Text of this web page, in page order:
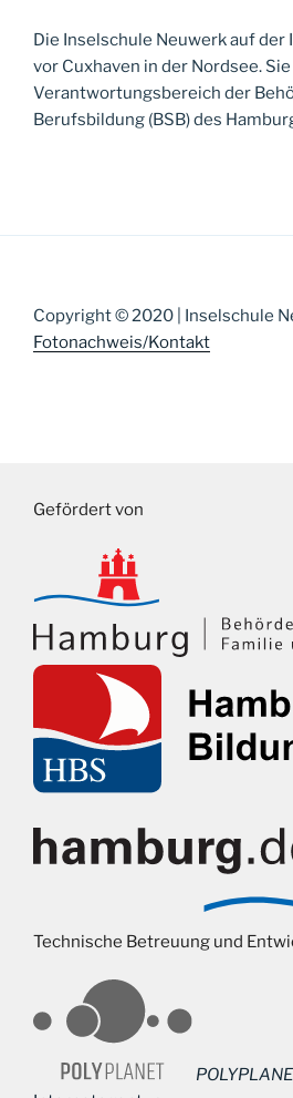
Die Inselschule Neuwerk auf der
vor Cuxhaven in der Nordsee.
Verantwortungsbereich der
Berufsbildung (BSB) des
Copyright © 2020 | Inselschule
Fotonachweis/Kontakt
Gefördert von
Technische Betreuung und